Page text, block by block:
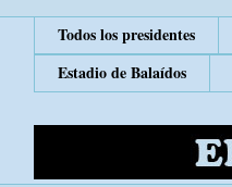
Todos los presidentes
Estadio de Balaídos